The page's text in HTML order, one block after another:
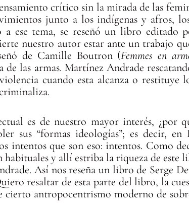
crítico sin la mirada de las
junto a los indígenas y afros,
a ese tema, se reseñó un libro editado
nuestro autor estar ante un trabajo
de Camille Boutron (Femmes en
de las armas. Martínez Andrade
cuando esta alcanza o restituye
es de nuestro mayor interés, ¿por
sus “formas ideologías”; es decir,
intentos que son eso: intentos. Como
habituales y allí estriba la riqueza de
Así nos reseña un libro de Serge
resaltar de esta parte del libro, la
antropocentrismo moderno de